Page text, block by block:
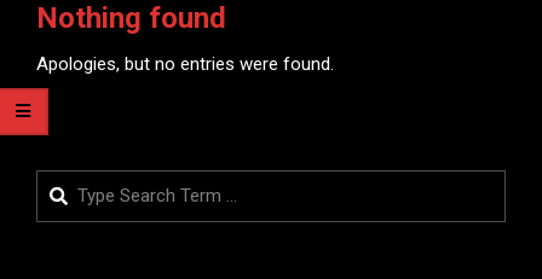
Nothing found
Apologies, but no entries were found.
Search